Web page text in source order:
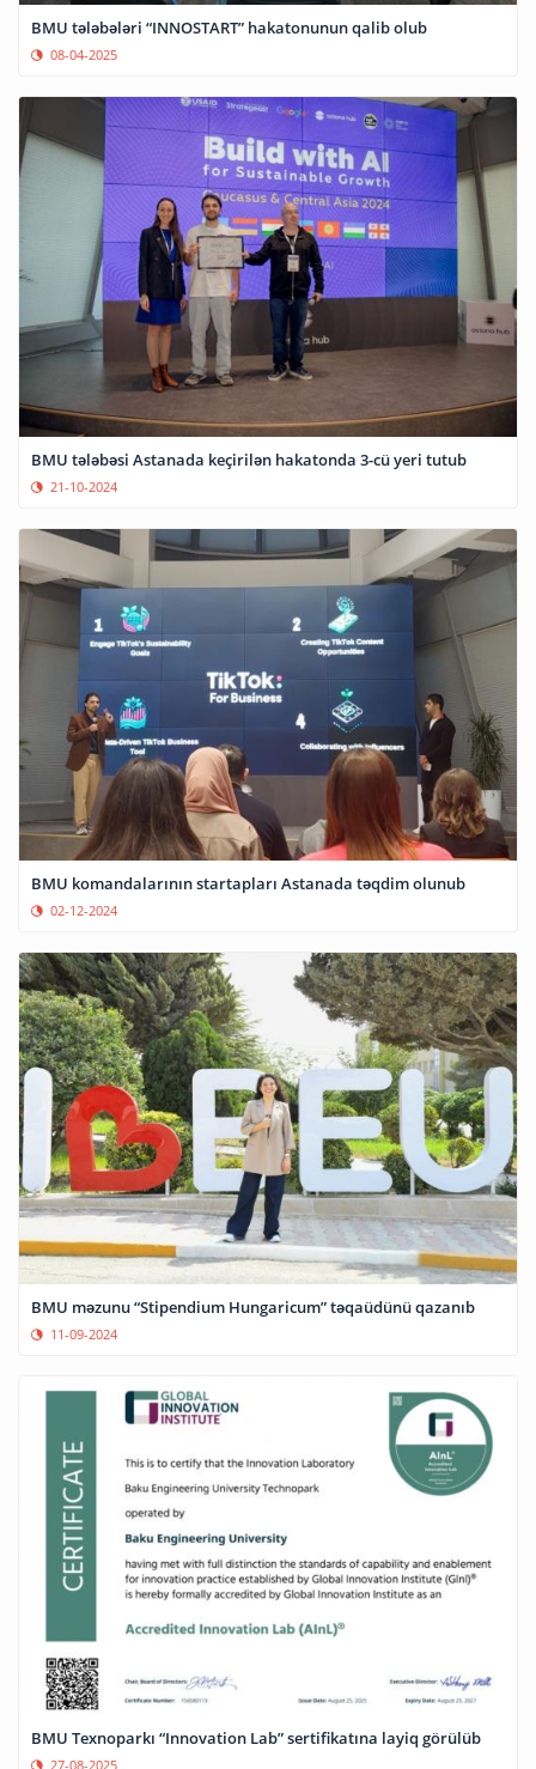
BMU tələbələri “INNOSTART” hakatonunun qalib olub
08-04-2025
BMU tələbəsi Astanada keçirilən hakatonda 3-cü yeri tutub
21-10-2024
BMU komandalarının startapları Astanada təqdim olunub
02-12-2024
BMU məzunu “Stipendium Hungaricum” təqaüdünü qazanıb
11-09-2024
BMU Texnoparkı “Innovation Lab” sertifikatına layiq görülüb
27-08-2025